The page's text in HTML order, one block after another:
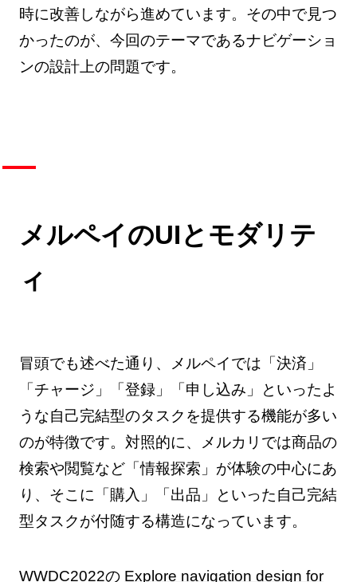
時に改善しながら進めています。その中で見つ
かったのが、今回のテーマであるナビゲーショ
ンの設計上の問題です。
メルペイのUIとモダリテ
ィ
冒頭でも述べた通り、メルペイでは「決済」
「チャージ」「登録」「申し込み」といったよ
うな自己完結型のタスクを提供する機能が多い
のが特徴です。対照的に、メルカリでは商品の
検索や閲覧など「情報探索」が体験の中心にあ
り、そこに「購入」「出品」といった自己完結
型タスクが付随する構造になっています。
WWDC2022の Explore navigation design for